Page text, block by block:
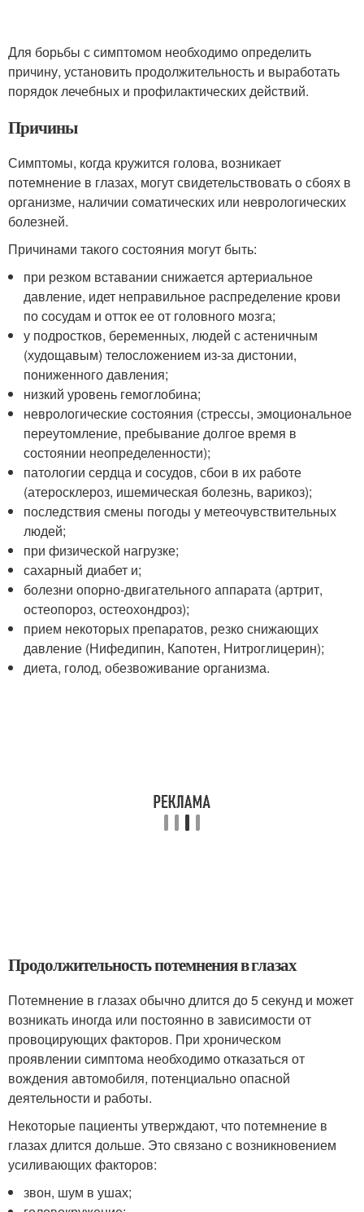
Для борьбы с симптомом необходимо определить
причину, установить продолжительность и выработать
порядок лечебных и профилактических действий.
Причины
Симптомы, когда кружится голова, возникает
потемнение в глазах, могут свидетельствовать о сбоях в
организме, наличии соматических или неврологических
болезней.
Причинами такого состояния могут быть:
при резком вставании снижается артериальное
давление, идет неправильное распределение крови
по сосудам и отток ее от головного мозга;
у подростков, беременных, людей с астеничным
(худощавым) телосложением из-за дистонии,
пониженного давления;
низкий уровень гемоглобина;
неврологические состояния (стрессы, эмоциональное
переутомление, пребывание долгое время в
состоянии неопределенности);
патологии сердца и сосудов, сбои в их работе
(атеросклероз, ишемическая болезнь, варикоз);
последствия смены погоды у метеочувствительных
людей;
при физической нагрузке;
сахарный диабет и;
болезни опорно-двигательного аппарата (артрит,
остеопороз, остеохондроз);
прием некоторых препаратов, резко снижающих
давление (Нифедипин, Капотен, Нитроглицерин);
диета, голод, обезвоживание организма.
Продолжительность потемнения в глазах
Потемнение в глазах обычно длится до 5 секунд и может
возникать иногда или постоянно в зависимости от
провоцирующих факторов. При хроническом
проявлении симптома необходимо отказаться от
вождения автомобиля, потенциально опасной
деятельности и работы.
Некоторые пациенты утверждают, что потемнение в
глазах длится дольше. Это связано с возникновением
усиливающих факторов:
звон, шум в ушах;